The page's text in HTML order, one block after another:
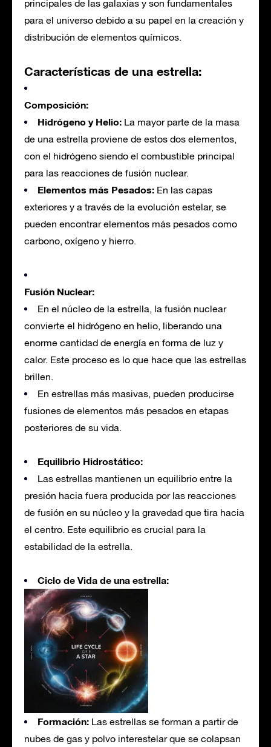
principales de las galaxias y son fundamentales
para el universo debido a su papel en la creación y
distribución de elementos químicos.
Características de una estrella:
Composición:
Hidrógeno y Helio: La mayor parte de la masa
de una estrella proviene de estos dos elementos,
con el hidrógeno siendo el combustible principal
para las reacciones de fusión nuclear.
Elementos más Pesados: En las capas
exteriores y a través de la evolución estelar, se
pueden encontrar elementos más pesados como
carbono, oxígeno y hierro.
Fusión Nuclear:
En el núcleo de la estrella, la fusión nuclear
convierte el hidrógeno en helio, liberando una
enorme cantidad de energía en forma de luz y
calor. Este proceso es lo que hace que las estrellas
brillen.
En estrellas más masivas, pueden producirse
fusiones de elementos más pesados en etapas
posteriores de su vida.
Equilibrio Hidrostático:
Las estrellas mantienen un equilibrio entre la
presión hacia fuera producida por las reacciones
de fusión en su núcleo y la gravedad que tira hacia
el centro. Este equilibrio es crucial para la
estabilidad de la estrella.
Ciclo de Vida de una estrella:
Formación: Las estrellas se forman a partir de
nubes de gas y polvo interestelar que se colapsan